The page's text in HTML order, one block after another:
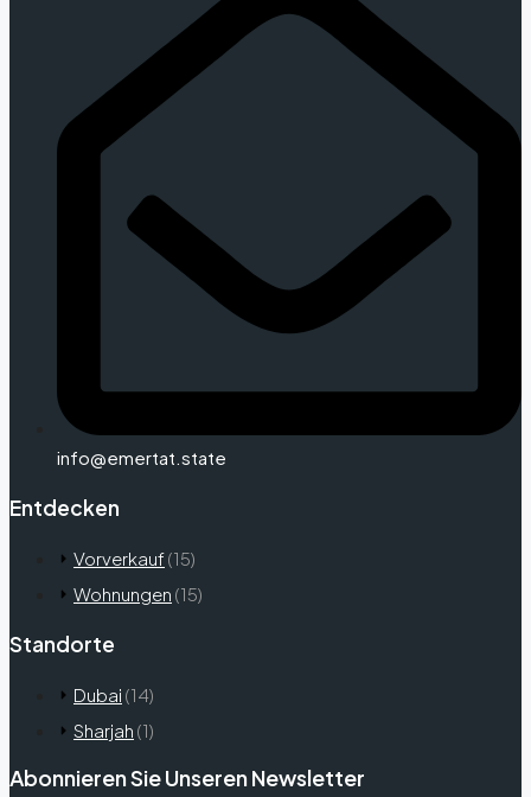
info@emertat.state
Entdecken
Vorverkauf(15)
Wohnungen (15)
Standorte
Dubai (14)
Sharjah (1)
Abonnieren Sie Unseren Newsletter